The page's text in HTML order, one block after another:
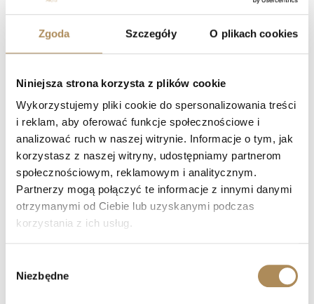
Zgoda Szczegóły O plikach cookies
Niniejsza strona korzysta z plików cookie
Wykorzystujemy pliki cookie do spersonalizowania treści
i reklam, aby oferować funkcje społecznościowe i
analizować ruch w naszej witrynie. Informacje o tym, jak
korzystasz z naszej witryny, udostępniamy partnerom
społecznościowym, reklamowym i analitycznym.
Partnerzy mogą połączyć te informacje z innymi danymi
otrzymanymi od Ciebie lub uzyskanymi podczas
korzystania z ich usług.
zgody
Niezbędne
Waga całkowita wyrobu:8,15 g
Kamień centralny:1 x naturalny diament
Szlif:Brylantowy stary europejski
Wymiary:9,66 mm x 9,64 mm x 6,66 mm
Barwa:TC (N – O)
VS2 (Wysoka klasa czystości, inkluzje
niedostrzegalne dla oka)
Fluorescencja:Średnia
Gwarancja rzetelności Luxos Arts:
gemmologiczne tego pierścionka zostały precyzyjnie